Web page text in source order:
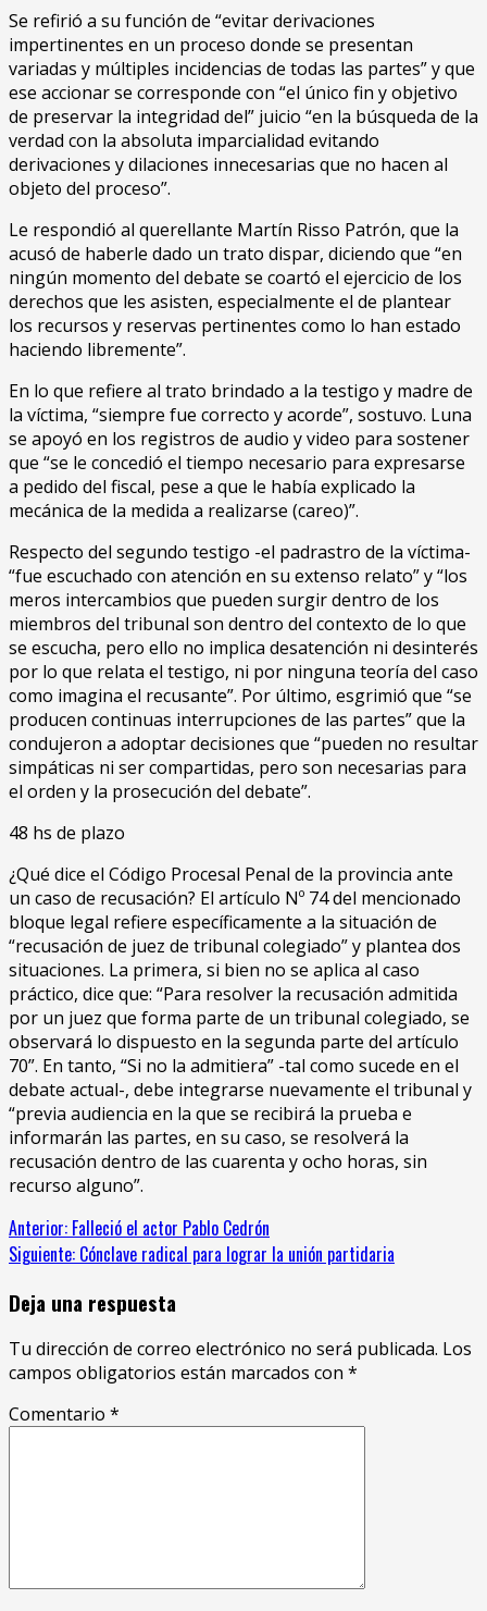
Se refirió a su función de “evitar derivaciones
impertinentes en un proceso donde se presentan
variadas y múltiples incidencias de todas las partes” y que
ese accionar se corresponde con “el único fin y objetivo
de preservar la integridad del” juicio “en la búsqueda de la
verdad con la absoluta imparcialidad evitando
derivaciones y dilaciones innecesarias que no hacen al
objeto del proceso”.
Le respondió al querellante Martín Risso Patrón, que la
acusó de haberle dado un trato dispar, diciendo que “en
ningún momento del debate se coartó el ejercicio de los
derechos que les asisten, especialmente el de plantear
los recursos y reservas pertinentes como lo han estado
haciendo libremente”.
En lo que refiere al trato brindado a la testigo y madre de
la víctima, “siempre fue correcto y acorde”, sostuvo. Luna
se apoyó en los registros de audio y video para sostener
que “se le concedió el tiempo necesario para expresarse
a pedido del fiscal, pese a que le había explicado la
mecánica de la medida a realizarse (careo)”.
Respecto del segundo testigo -el padrastro de la víctima-
“fue escuchado con atención en su extenso relato” y “los
meros intercambios que pueden surgir dentro de los
miembros del tribunal son dentro del contexto de lo que
se escucha, pero ello no implica desatención ni desinterés
por lo que relata el testigo, ni por ninguna teoría del caso
como imagina el recusante”. Por último, esgrimió que “se
producen continuas interrupciones de las partes” que la
condujeron a adoptar decisiones que “pueden no resultar
simpáticas ni ser compartidas, pero son necesarias para
el orden y la prosecución del debate”.
48 hs de plazo
¿Qué dice el Código Procesal Penal de la provincia ante
un caso de recusación? El artículo Nº 74 del mencionado
bloque legal refiere específicamente a la situación de
“recusación de juez de tribunal colegiado” y plantea dos
situaciones. La primera, si bien no se aplica al caso
práctico, dice que: “Para resolver la recusación admitida
por un juez que forma parte de un tribunal colegiado, se
observará lo dispuesto en la segunda parte del artículo
70”. En tanto, “Si no la admitiera” -tal como sucede en el
debate actual-, debe integrarse nuevamente el tribunal y
“previa audiencia en la que se recibirá la prueba e
informarán las partes, en su caso, se resolverá la
recusación dentro de las cuarenta y ocho horas, sin
recurso alguno”.
Sigue
leyendo
Anterior: Falleció el actor Pablo Cedrón
Siguiente: Cónclave radical para lograr la unión partidaria
Deja una respuesta
Tu dirección de correo electrónico no será publicada. Los
campos obligatorios están marcados con *
Comentario *